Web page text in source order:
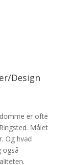
Design
er ofte
Målet
Og hvad
også